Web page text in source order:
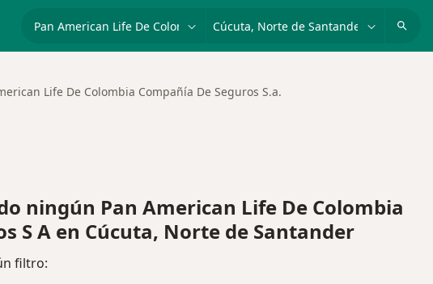
especialidad, enfermedad o nombrep. ej. Bogotá
Life De Colombia Compañía De Seguros S.a.
ningún Pan American Life De Colombia
S A en Cúcuta, Norte de Santander
filtro: